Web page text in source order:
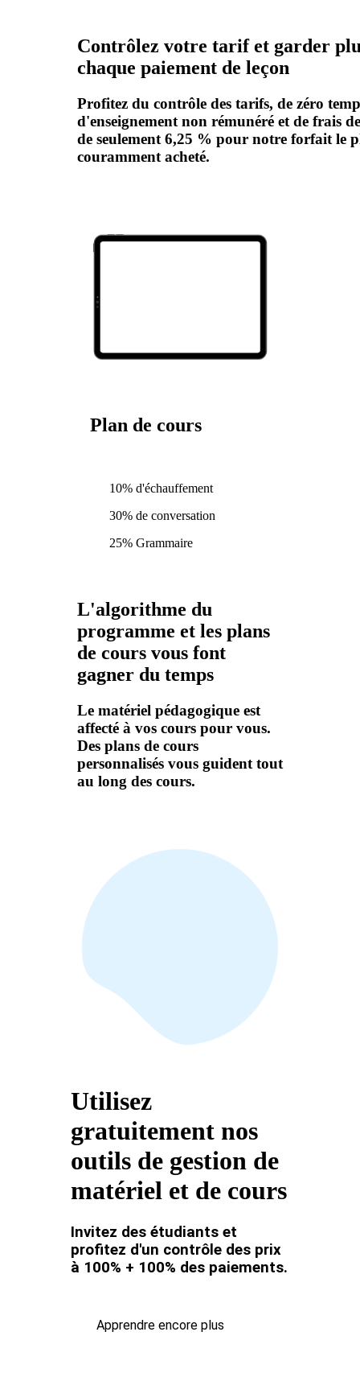
Contrôlez votre tarif et garder
chaque paiement de leçon
Profitez du contrôle des tarifs, de zéro
d'enseignement non rémunéré et de frais
de seulement 6,25 % pour notre forfait le
couramment acheté.
Plan de cours
10% d'échauffement
30% de conversation
25% Grammaire
L'algorithme du
programme et les plans
de cours vous font
gagner du temps
Le matériel pédagogique est
affecté à vos cours pour vous.
Des plans de cours
personnalisés vous guident tout
au long des cours.
Utilisez
gratuitement nos
outils de gestion de
matériel et de cours
Invitez des étudiants et
profitez d'un contrôle des prix
à 100% + 100% des paiements.
Apprendre encore plus